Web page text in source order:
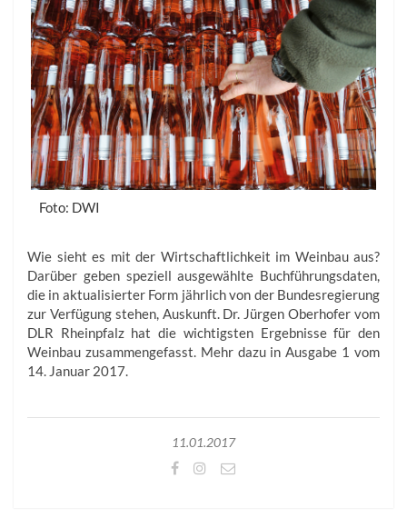
Foto: DWI
Wie sieht es mit der Wirtschaftlichkeit im Weinbau aus?
Darüber geben speziell ausgewählte Buchführungsdaten,
die in aktualisierter Form jährlich von der Bundesregierung
zur Verfügung stehen, Auskunft. Dr. Jürgen Oberhofer vom
DLR Rheinpfalz hat die wichtigsten Ergebnisse für den
Weinbau zusammengefasst. Mehr dazu in Ausgabe 1 vom
14. Januar 2017.
11.01.2017